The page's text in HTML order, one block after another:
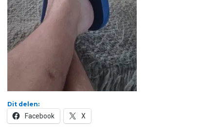
Dit delen:
Facebook X